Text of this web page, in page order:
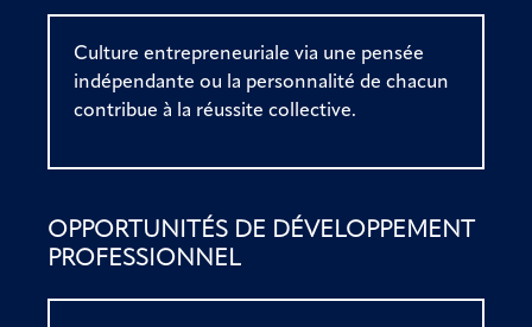
Culture entrepreneuriale via une pensée
indépendante ou la personnalité de chacun
contribue à la réussite collective.
OPPORTUNITÉS DE DÉVELOPPEMENT
PROFESSIONNEL